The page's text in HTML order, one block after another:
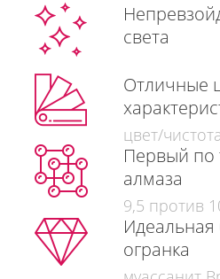
света
Отличные
цвет/
Первый по
алмаза
9,5 против
Идеальная
огранка